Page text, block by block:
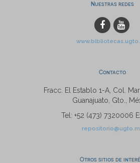
Nuestras redes
Contacto
Fracc. El Establo 1-A, Col.
Guanajuato, Gto.,
Tel: +52 (473) 7320006
Otros sitios de